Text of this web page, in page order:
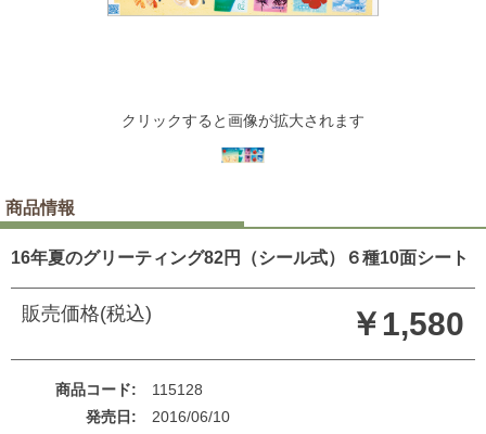
クリックすると画像が拡大されます
商品情報
16年夏のグリーティング82円（シール式）６種10面シート
販売価格(税込) ￥1,580
商品コード
115128
発売日
2016/06/10